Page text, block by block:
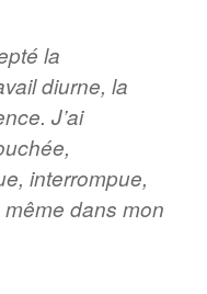
la
diurne, la
J’ai
interrompue,
dans mon